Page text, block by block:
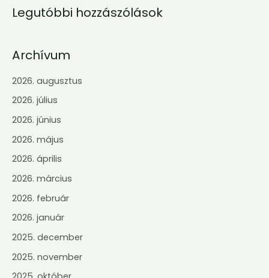
Legutóbbi hozzászólások
Archívum
2026. augusztus
2026. július
2026. június
2026. május
2026. április
2026. március
2026. február
2026. január
2025. december
2025. november